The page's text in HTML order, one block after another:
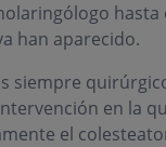
hasta
han aparecido.
siempre
en la
el